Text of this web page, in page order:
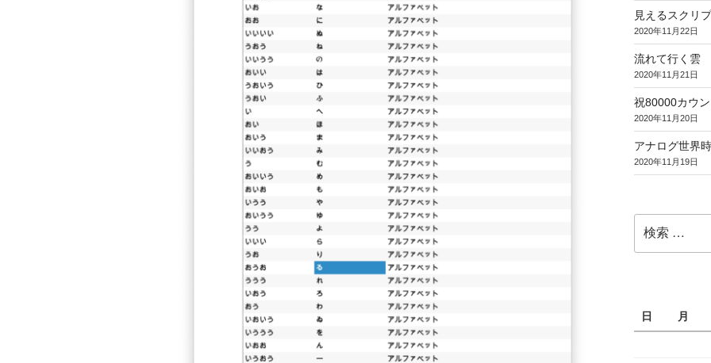
見えるスクリ
2020年11月22日
流れて行く雲
2020年11月21日
祝80000カウ
2020年11月20日
アナログ世界
2020年11月19日
索:
日
月